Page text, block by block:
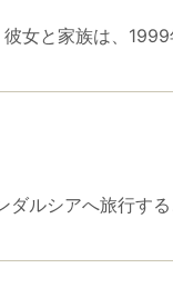
女と家族は、
ルシアへ旅行す